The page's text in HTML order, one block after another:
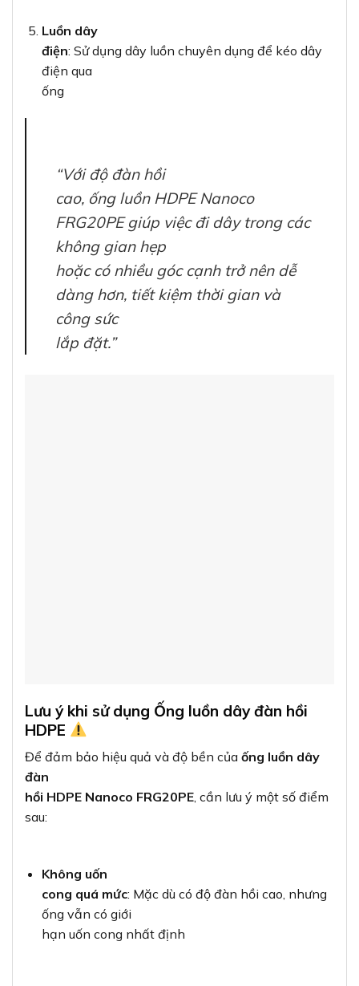
Luồn dây
điện: Sử dụng dây luồn chuyên dụng để kéo dây
điện qua
ống
“Với độ đàn hồi
cao, ống luồn HDPE Nanoco
FRG20PE giúp việc đi dây trong các
không gian hẹp
hoặc có nhiều góc cạnh trở nên dễ
dàng hơn, tiết kiệm thời gian và
công sức
lắp đặt.”
Lưu ý khi sử dụng Ống luồn dây đàn hồi
HDPE
Để đảm bảo hiệu quả và độ bền của ống luồn dây
đàn
hồi HDPE Nanoco FRG20PE, cần lưu ý một số điểm
sau:
Không uốn
cong quá mức: Mặc dù có độ đàn hồi cao, nhưng
ống vẫn có giới
hạn uốn cong nhất định